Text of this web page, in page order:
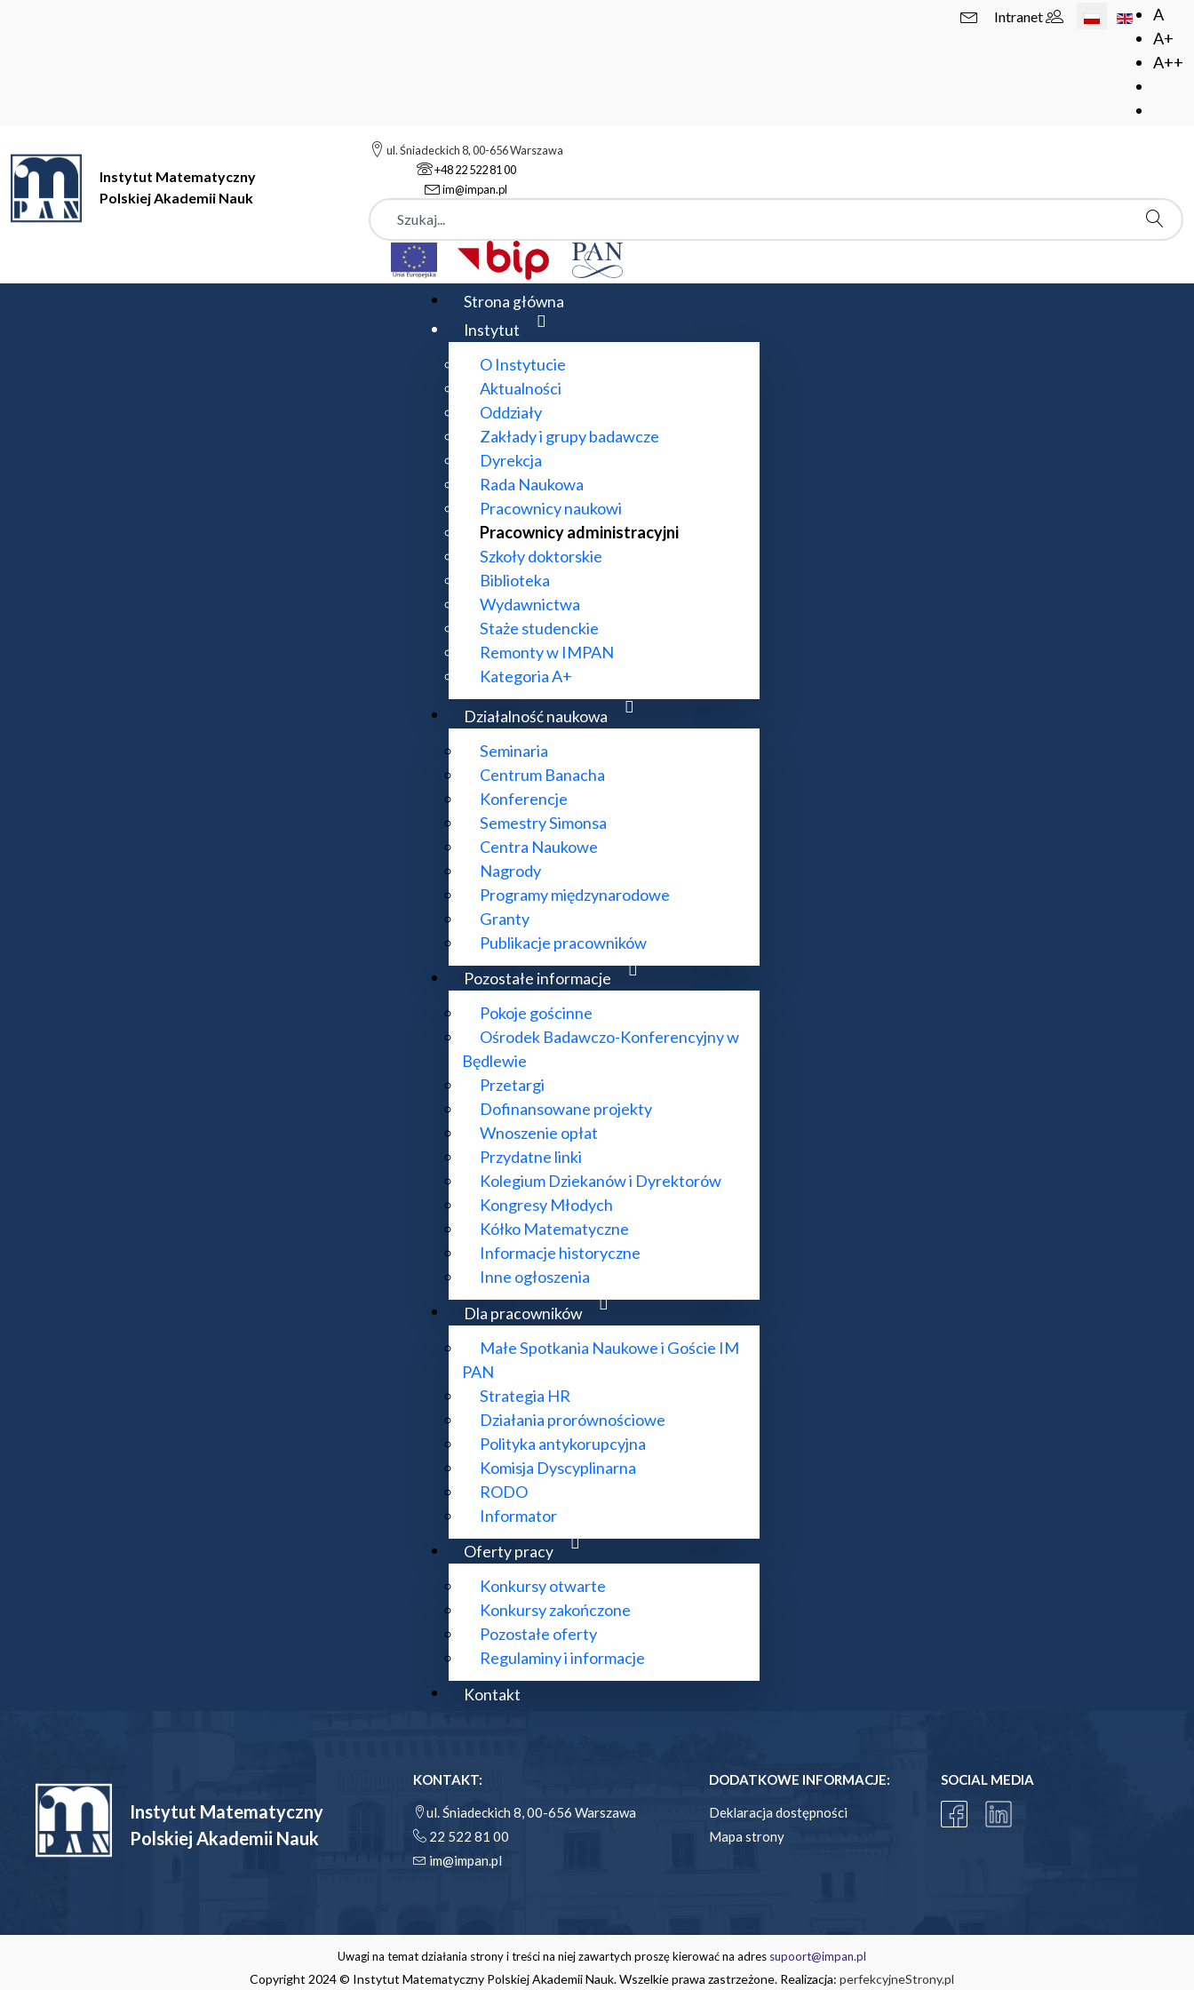
A
A+
A++
Wybierz swój język
Intranet
Instytut Matematyczny
Polskiej Akademii Nauk
ul. Śniadeckich 8, 00-656 Warszawa
+48 22 522 81 00
im@impan.pl
Szukaj
Strona główna
Instytut
O Instytucie
Aktualności
Oddziały
Zakłady i grupy badawcze
Dyrekcja
Rada Naukowa
Pracownicy naukowi
Pracownicy administracyjni
Szkoły doktorskie
Biblioteka
Wydawnictwa
Staże studenckie
Remonty w IMPAN
Kategoria A+
Działalność naukowa
Seminaria
Centrum Banacha
Konferencje
Semestry Simonsa
Centra Naukowe
Nagrody
Programy międzynarodowe
Granty
Publikacje pracowników
Pozostałe informacje
Pokoje gościnne
Ośrodek Badawczo-Konferencyjny w
Będlewie
Przetargi
Dofinansowane projekty
Wnoszenie opłat
Przydatne linki
Kolegium Dziekanów i Dyrektorów
Kongresy Młodych
Kółko Matematyczne
Informacje historyczne
Inne ogłoszenia
Dla pracowników
Małe Spotkania Naukowe i Goście IM
PAN
Strategia HR
Działania prorównościowe
Polityka antykorupcyjna
Komisja Dyscyplinarna
RODO
Informator
Oferty pracy
Konkursy otwarte
Konkursy zakończone
Pozostałe oferty
Regulaminy i informacje
Kontakt
Instytut Matematyczny Polskiej Akademii Nauk Pracownicy administracyjni
Pracownicy administracyjni
Rozwiń wszystko
Międzynarodowe Centrum Matematyczne im. Stefana Banacha
Ośrodek Badawczo-Konferencyjny IMPAN w Będlewie
Instytut Matematyczny
Polskiej Akademii Nauk
KONTAKT:
ul. Śniadeckich 8, 00-656 Warszawa
22 522 81 00
im@impan.pl
DODATKOWE INFORMACJE:
Deklaracja dostępności
Mapa strony
SOCIAL MEDIA
Uwagi na temat działania strony i treści na niej zawartych proszę kierować na adres supoort@impan.pl
Copyright 2024 © Instytut Matematyczny Polskiej Akademii Nauk. Wszelkie prawa zastrzeżone. Realizacja: perfekcyjneStrony.pl